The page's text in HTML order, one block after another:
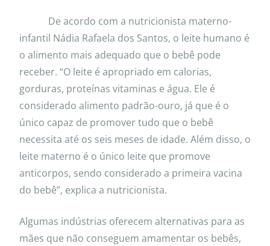
De acordo com a nutricionista materno-
infantil Nádia Rafaela dos Santos, o leite humano é
o alimento mais adequado que o bebê pode
receber. “O leite é apropriado em calorias,
gorduras, proteínas vitaminas e água. Ele é
considerado alimento padrão-ouro, já que é o
único capaz de promover tudo que o bebê
necessita até os seis meses de idade. Além disso, o
leite materno é o único leite que promove
anticorpos, sendo considerado a primeira vacina
do bebê”, explica a nutricionista.
Algumas indústrias oferecem alternativas para as
mães que não conseguem amamentar os bebês,